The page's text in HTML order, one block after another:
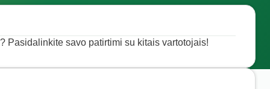
Pasidalinkite savo patirtimi su kitais vartotojais!